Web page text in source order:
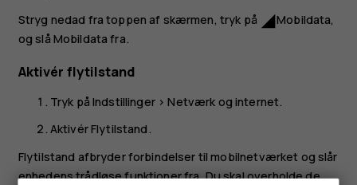
Stryg nedad fra toppen af skærmen, tryk på network_cellMobildata,
og slå Mobildata fra.
Aktivér flytilstand
Tryk påIndstillinger>Netværk og internet.
AktivérFlytilstand.
Flytilstand afbryder forbindelser til mobilnetværket og slår
enhedens trådløse funktioner fra. Du skal overholde de